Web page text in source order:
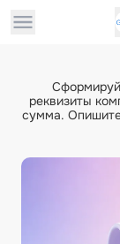
реквизиты
сумма. Опишите